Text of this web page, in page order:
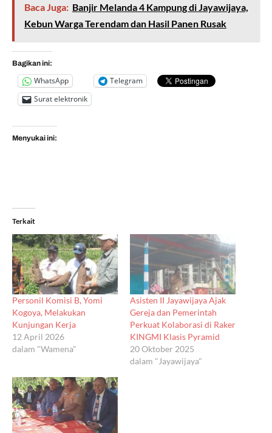
Baca Juga: Banjir Melanda 4 Kampung di Jayawijaya,
Kebun Warga Terendam dan Hasil Panen Rusak
Bagikan ini:
WhatsApp
Telegram
Surat elektronik
Menyukai ini:
Terkait
Personil Komisi B, Yomi
Kogoya, Melakukan
Kunjungan Kerja
12 April 2026
dalam "Wamena"
Asisten II Jayawijaya Ajak
Gereja dan Pemerintah
Perkuat Kolaborasi di Raker
KINGMI Klasis Pyramid
20 Oktober 2025
dalam "Jayawijaya"